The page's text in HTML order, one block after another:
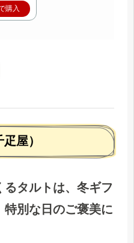
購入
屋）
タルトは、冬ギフ
特別な日のご褒美に